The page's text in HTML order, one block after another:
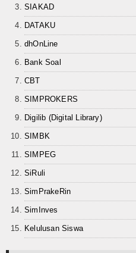
Tasawuf
Umum
Kisah Hikmah
Tokoh
Khutbah
Politik
Ekonomi
Teknologi
Seni dan Budaya
SIAKAD
DATAKU
dhOnLine
Bank Soal
CBT
SIMPROKERS
Digilib (Digital Library)
SIMBK
SIMPEG
SiRuli
SimPrakeRin
SimInves
Kelulusan Siswa